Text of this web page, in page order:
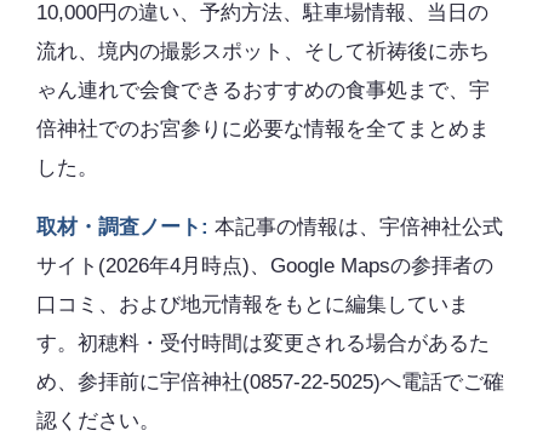
10,000円の違い、予約方法、駐車場情報、当日の
流れ、境内の撮影スポット、そして祈祷後に赤ち
ゃん連れで会食できるおすすめの食事処まで、宇
倍神社でのお宮参りに必要な情報を全てまとめま
した。
取材・調査ノート: 本記事の情報は、宇倍神社公式
サイト(2026年4月時点)、Google Mapsの参拝者の
口コミ、および地元情報をもとに編集していま
す。初穂料・受付時間は変更される場合があるた
め、参拝前に宇倍神社(0857-22-5025)へ電話でご確
認ください。